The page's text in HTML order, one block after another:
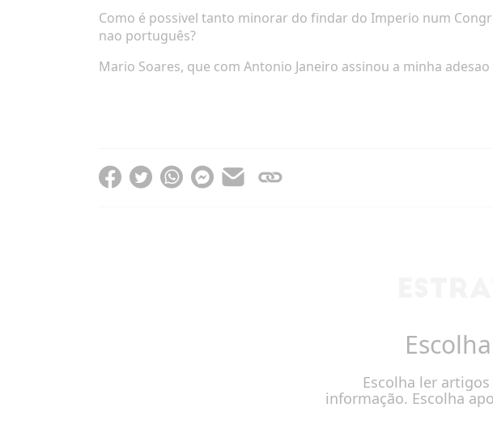
Como é possivel tanto minorar do findar do Imperio num
nao português?
Mario Soares, que com Antonio Janeiro assinou a minha
Escolha ler
informação. Escolha